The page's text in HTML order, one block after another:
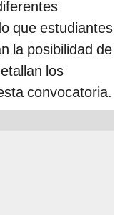
que estudiantes
la posibilidad de
los
convocatoria.